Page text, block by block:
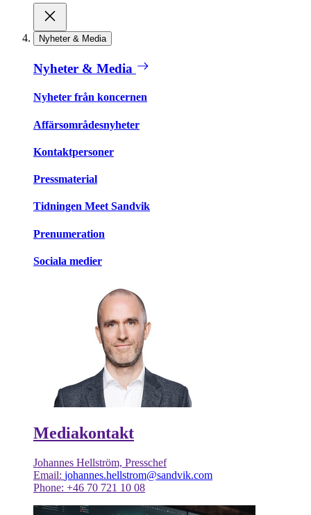
Nyheter & Media
Nyheter & Media
Nyheter från koncernen
Affärsområdesnyheter
Kontaktpersoner
Pressmaterial
Tidningen Meet Sandvik
Prenumeration
Sociala medier
Mediakontakt
Johannes Hellström, Presschef
Email: johannes.hellstrom@sandvik.com
Phone: +46 70 721 10 08